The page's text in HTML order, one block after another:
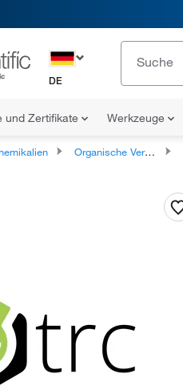
DE
und Zertifikate Werkzeuge
Organische Verbindungen